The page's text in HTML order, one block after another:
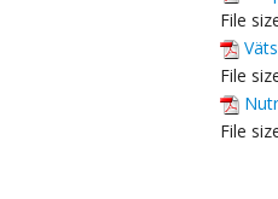
File
File
File